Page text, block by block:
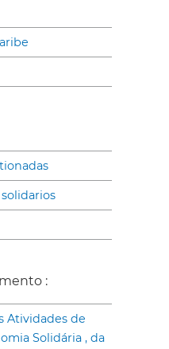
:
Atividades de
Solidária , da